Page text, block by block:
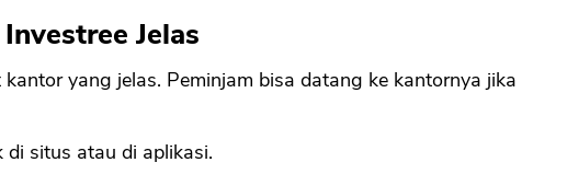
Jelas
yang jelas. Peminjam bisa datang ke kantornya jika
situs atau di aplikasi.